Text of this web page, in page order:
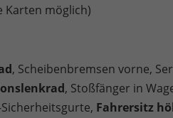
Karten möglich)
, Scheibenbremsen vorne,
, Stoßfänger in
Fahrersitz